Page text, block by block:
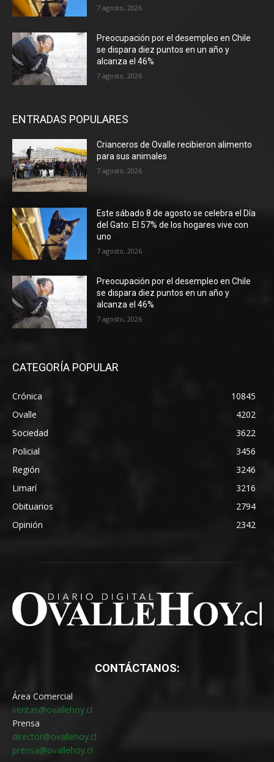
7 agosto, 2026
Preocupación por el desempleo en Chile
se dispara diez puntos en un año y
alcanza el 46%
7 agosto, 2026
ENTRADAS POPULARES
Crianceros de Ovalle recibieron alimento
para sus animales
7 agosto, 2026
Este sábado 8 de agosto se celebra el Día
del Gato: El 57% de los hogares vive con
uno
7 agosto, 2026
Preocupación por el desempleo en Chile
se dispara diez puntos en un año y
alcanza el 46%
7 agosto, 2026
CATEGORÍA POPULAR
Crónica
10845
Ovalle
4202
Sociedad
3622
Policial
3456
Región
3246
Limarí
3216
Obituarios
2794
Opinión
2342
CONTÁCTANOS:
Área Comercial
ventas@ovallehoy.cl
Prensa
director@ovallehoy.cl
prensa@ovallehoy.cl